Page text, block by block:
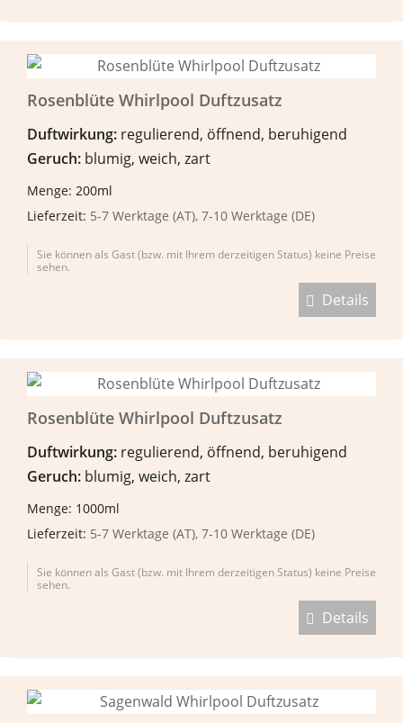
Rosenblüte Whirlpool Duftzusatz
Duftwirkung: regulierend, öffnend, beruhigend
Geruch: blumig, weich, zart
Menge: 200ml
Lieferzeit: 5-7 Werktage (AT), 7-10 Werktage (DE)
Sie können als Gast (bzw. mit Ihrem derzeitigen Status) keine Preise
sehen.
Details
Rosenblüte Whirlpool Duftzusatz
Duftwirkung: regulierend, öffnend, beruhigend
Geruch: blumig, weich, zart
Menge: 1000ml
Lieferzeit: 5-7 Werktage (AT), 7-10 Werktage (DE)
Sie können als Gast (bzw. mit Ihrem derzeitigen Status) keine Preise
sehen.
Details